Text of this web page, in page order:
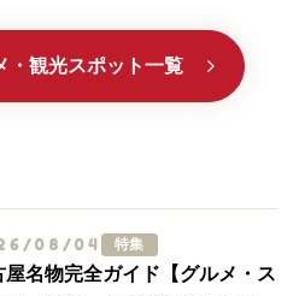
・観光スポット一覧
08/04 特集
屋名物完全ガイド【グルメ・ス